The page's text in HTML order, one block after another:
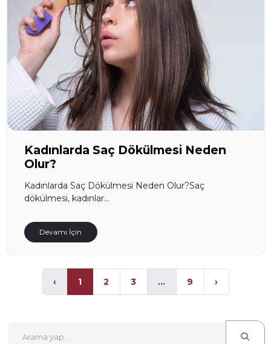
Kadınlarda Saç Dökülmesi Neden
Olur?
Kadınlarda Saç Dökülmesi Neden Olur?Saç
dökülmesi, kadınlar...
Devamı İçin
‹ 1 2 3 ... 9 ›